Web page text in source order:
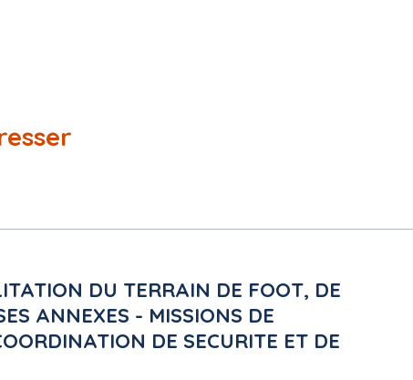
DU TERRAIN DE FOOT, DE
ANNEXES - MISSIONS DE
DE SECURITE ET DE